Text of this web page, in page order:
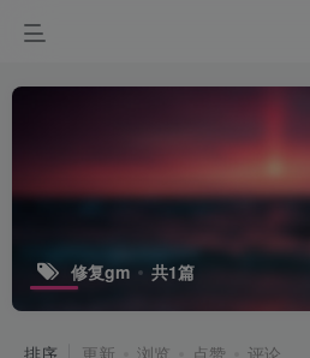
修复gm 共1篇
排序 更新 浏览 点赞 评论